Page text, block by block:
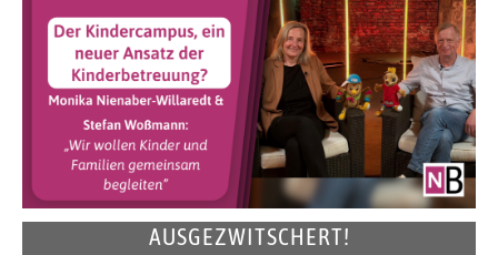
AUSGEZWITSCHERT!